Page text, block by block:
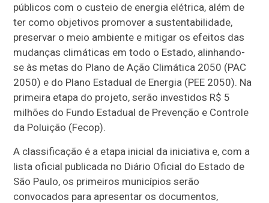
públicos com o custeio de energia elétrica, além de
ter como objetivos promover a sustentabilidade,
preservar o meio ambiente e mitigar os efeitos das
mudanças climáticas em todo o Estado, alinhando-
se às metas do Plano de Ação Climática 2050 (PAC
2050) e do Plano Estadual de Energia (PEE 2050). Na
primeira etapa do projeto, serão investidos R$ 5
milhões do Fundo Estadual de Prevenção e Controle
da Poluição (Fecop).
A classificação é a etapa inicial da iniciativa e, com a
lista oficial publicada no Diário Oficial do Estado de
São Paulo, os primeiros municípios serão
convocados para apresentar os documentos,